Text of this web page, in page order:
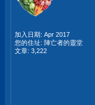
加入日期: Apr 2017
您的住址: 陣亡者的靈堂
文章: 3,222